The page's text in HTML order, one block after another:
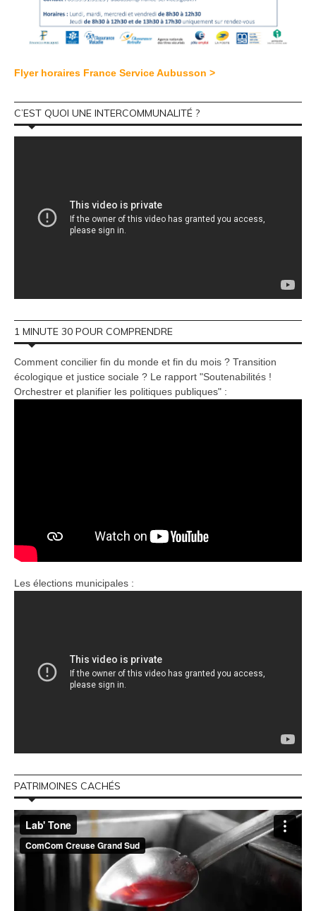
Flyer horaires France Service Aubusson >
C’EST QUOI UNE INTERCOMMUNALITÉ ?
1 MINUTE 30 POUR COMPRENDRE
Comment concilier fin du monde et fin du mois ? Transition
écologique et justice sociale ? Le rapport "Soutenabilités !
Orchestrer et planifier les politiques publiques" :
Les élections municipales :
PATRIMOINES CACHÉS